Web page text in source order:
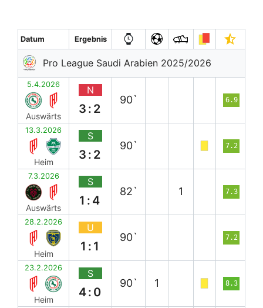
Datum Ergebnis
Pro League Saudi Arabien 2025/2026
5.4.2026
Auswärts
N
3:2
90` 6.9
13.3.2026
Heim
S
3:2
90` 7.2
7.3.2026
Auswärts
S
1:4
82` 1 7.3
28.2.2026
Heim
U
1:1
90` 7.2
23.2.2026
Heim
S
4:0
90` 1 8.3